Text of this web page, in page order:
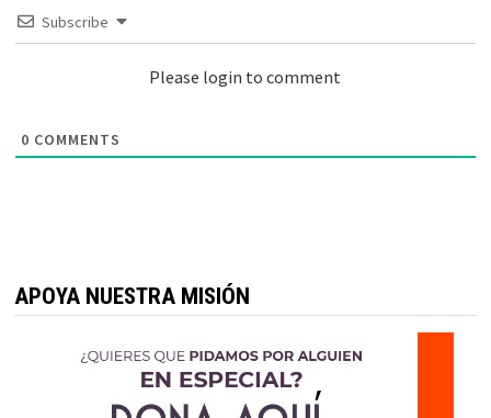
Subscribe
Please login to comment
0 COMMENTS
APOYA NUESTRA MISIÓN